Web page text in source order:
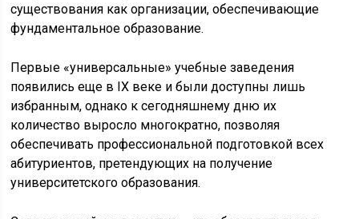
существования как организации, обеспечивающие
фундаментальное образование.
Первые «универсальные» учебные заведения
появились еще в IX веке и были доступны лишь
избранным, однако к сегодняшнему дню их
количество выросло многократно, позволяя
обеспечивать профессиональной подготовкой всех
абитуриентов, претендующих на получение
университетского образования.